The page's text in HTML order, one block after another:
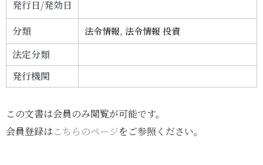
発行日/発効日
分類
法令情報,法令情報 投資
法定分類
発行機関
この文書は会員のみ閲覧が可能です。
会員登録はこちらのページをご参照ください。